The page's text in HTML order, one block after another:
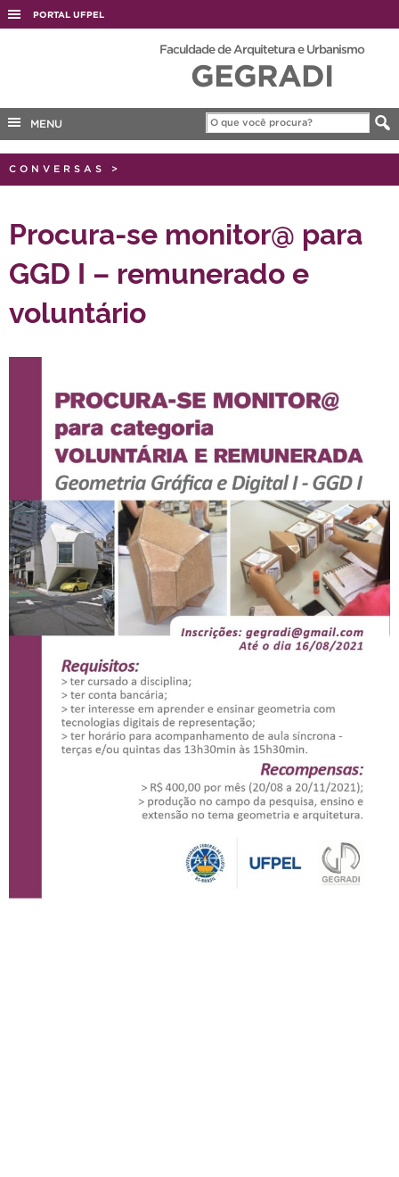
PORTAL UFPEL
EDITAIS
Faculdade de Arquitetura e Urbanismo
GEGRADI
MENU
CONVERSAS >
Procura-se monitor@ para
GGD I – remunerado e
voluntário